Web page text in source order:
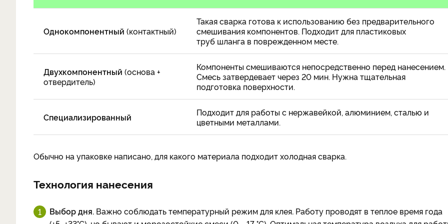
Однокомпонентный (контактный)
Такая сварка готова к использованию без предварительного
смешивания компонентов. Подходит для пластиковых
труб шланга в поврежденном месте.
Двухкомпонентный (основа +
отвердитель)
Компоненты смешиваются непосредственно перед нанесением.
Смесь затвердевает через 20 мин. Нужна тщательная
подготовка поверхности.
Специализированный
Подходит для работы с нержавейкой, алюминием, сталью и
цветными металлами.
Обычно на упаковке написано, для какого материала подходит холодная сварка.
Технология нанесения
Выбор дня. Важно соблюдать температурный режим для клея. Работу проводят в теплое время года